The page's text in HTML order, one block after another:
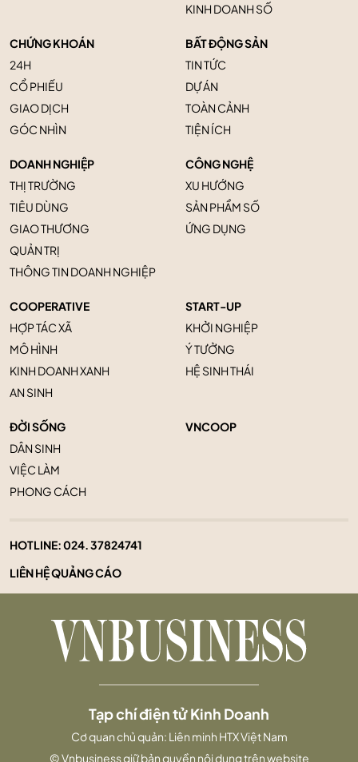
KINH DOANH SỐ
CHỨNG KHOÁN
24H
CỔ PHIẾU
GIAO DỊCH
GÓC NHÌN
BẤT ĐỘNG SẢN
TIN TỨC
DỰ ÁN
TOÀN CẢNH
TIỆN ÍCH
DOANH NGHIỆP
THỊ TRƯỜNG
TIÊU DÙNG
GIAO THƯƠNG
QUẢN TRỊ
THÔNG TIN DOANH NGHIỆP
CÔNG NGHỆ
XU HƯỚNG
SẢN PHẨM SỐ
ỨNG DỤNG
COOPERATIVE
HỢP TÁC XÃ
MÔ HÌNH
KINH DOANH XANH
AN SINH
START-UP
KHỞI NGHIỆP
Ý TƯỞNG
HỆ SINH THÁI
ĐỜI SỐNG
DÂN SINH
VIỆC LÀM
PHONG CÁCH
VNCOOP
HOTLINE:024. 37824741
LIÊN HỆ QUẢNG CÁO
Tạp chí điện tử Kinh Doanh
Cơ quan chủ quản: Liên minh HTX Việt Nam
© Vnbusiness giữ bản quyền nội dung trên website